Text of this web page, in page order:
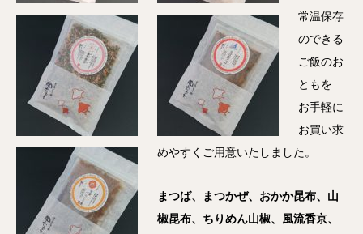
常温保存
のできる
ご飯のお
ともを
お手軽に
お買い求
めやすくご用意いたしました。
まつば、まつかぜ、おかか昆布、山
椒昆布、ちりめん山椒、風流香京、